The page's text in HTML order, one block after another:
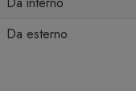
Da esterno